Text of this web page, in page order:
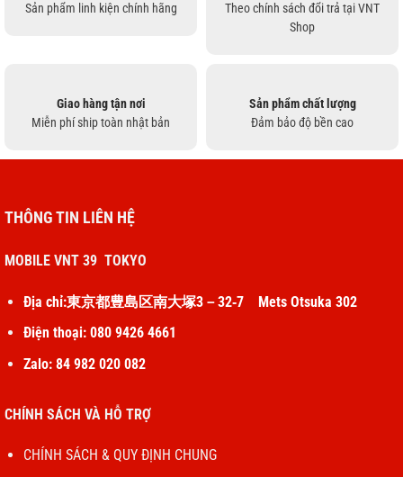
Sản phẩm linh kiện chính hãng
Theo chính sách đổi trả tại VNT
Shop
Giao hàng tận nơi
Miễn phí ship toàn nhật bản
Sản phẩm chất lượng
Đảm bảo độ bền cao
THÔNG TIN LIÊN HỆ
MOBILE VNT 39 TOKYO
Địa chỉ:東京都豊島区南大塚3－32‐7 Mets Otsuka 302
Điện thoại: 080 9426 4661
Zalo: 84 982 020 082
CHÍNH SÁCH VÀ HỖ TRỢ
CHÍNH SÁCH & QUY ĐỊNH CHUNG